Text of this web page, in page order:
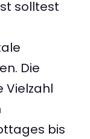
solltest
Die
Vielzahl
bis